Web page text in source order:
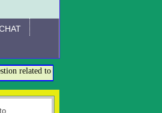
related to OBO, please contact:-